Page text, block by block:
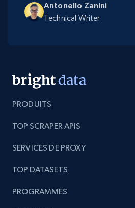
Antonello Zanini
Technical Writer
PRODUITS
TOP SCRAPER APIS
SERVICES DE PROXY
TOP DATASETS
PROGRAMMES